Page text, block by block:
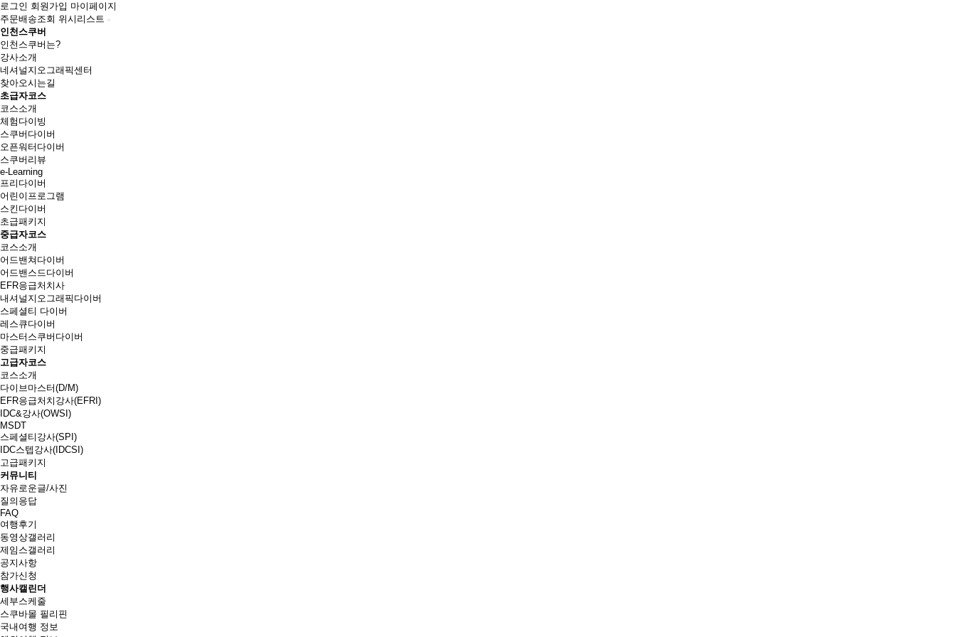
로그인 회원가입 마이페이지
주문배송조회 위시리스트
인천스쿠버
인천스쿠버는?
강사소개
네셔널지오그래픽센터
찾아오시는길
초급자코스
코스소개
체험다이빙
스쿠버다이버
오픈워터다이버
스쿠버리뷰
e-Learning
프리다이버
어린이프로그램
스킨다이버
초급패키지
중급자코스
코스소개
어드밴쳐다이버
어드밴스드다이버
EFR응급처치사
내셔널지오그래픽다이버
스페셜티 다이버
레스큐다이버
마스터스쿠버다이버
중급패키지
고급자코스
코스소개
다이브마스터(D/M)
EFR응급처치강사(EFRI)
IDC&강사(OWSI)
MSDT
스페셜티강사(SPI)
IDC스텝강사(IDCSI)
고급패키지
커뮤니티
자유로운글/사진
질의응답
FAQ
여행후기
동영상갤러리
제임스갤러리
공지사항
참가신청
행사캘린더
세부스케줄
스쿠바몰 필리핀
국내여행 정보